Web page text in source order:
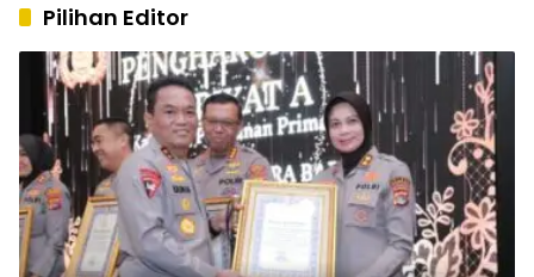
Pilihan Editor